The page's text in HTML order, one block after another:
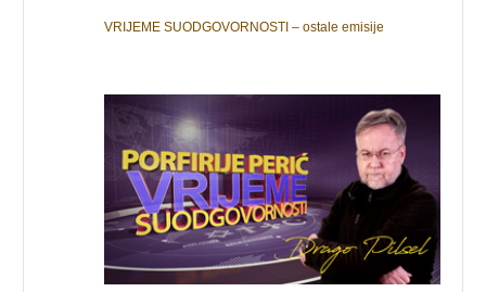
VRIJEME SUODGOVORNOSTI – ostale emisije